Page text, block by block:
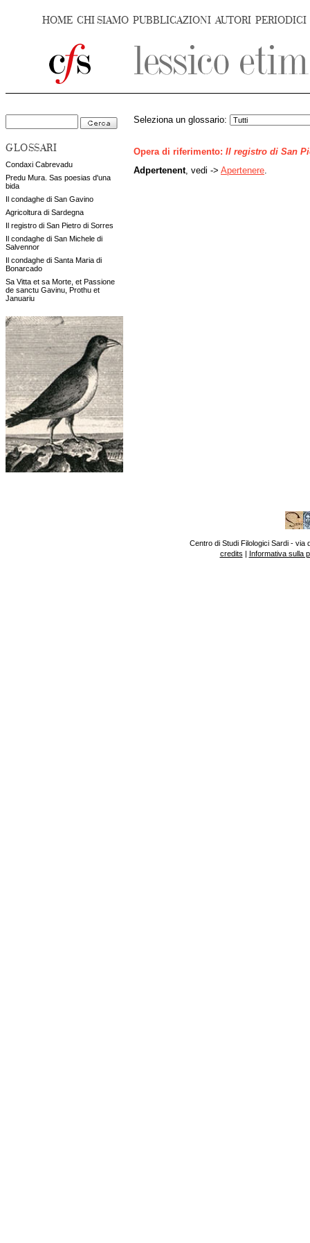
HOME CHI SIAMO PUBBLICAZIONI AUTORI PERIODICI
GLOSSARI
Condaxi Cabrevadu
Predu Mura. Sas poesias d'una
bida
Il condaghe di San Gavino
Agricoltura di Sardegna
Il registro di San Pietro di Sorres
Il condaghe di San Michele di
Salvennor
Il condaghe di Santa Maria di
Bonarcado
Sa Vitta et sa Morte, et Passione
de sanctu Gavinu, Prothu et
Januariu
Seleziona un glossario:
Opera di riferimento: Il registro di San
Adpertenent, vedi -> Apertenere
Centro di Studi Filologici Sardi - via
credits | Informativa sulla